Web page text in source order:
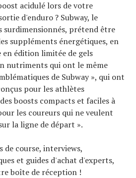
acidulé lors de votre
d'enduro ? Subway, le
surdimensionnés, prétend être
suppléments énergétiques, en
en édition limitée de gels
nutriments qui ont le même
de Subway », qui ont
pour les athlètes
boosts compacts et faciles à
les coureurs qui ne veulent
la ligne de départ ».
de course, interviews,
et guides d'achat d'experts,
boîte de réception !